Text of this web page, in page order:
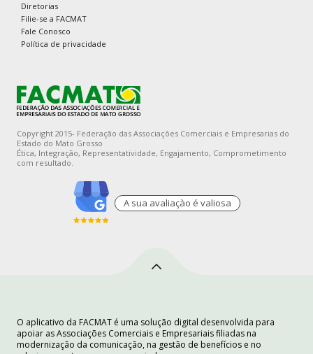
Diretorias
Filie-se a FACMAT
Fale Conosco
Política de privacidade
Copyright 2015- Federação das Associações Comerciais e Empresarias do
Estado do Mato Grosso
Ética, Integração, Representatividade, Engajamento, Comprometimento
com resultado.
A sua avaliaçào é valiosa
O aplicativo da FACMAT é uma solução digital desenvolvida para
apoiar as Associações Comerciais e Empresariais filiadas na
modernização da comunicação, na gestão de benefícios e no